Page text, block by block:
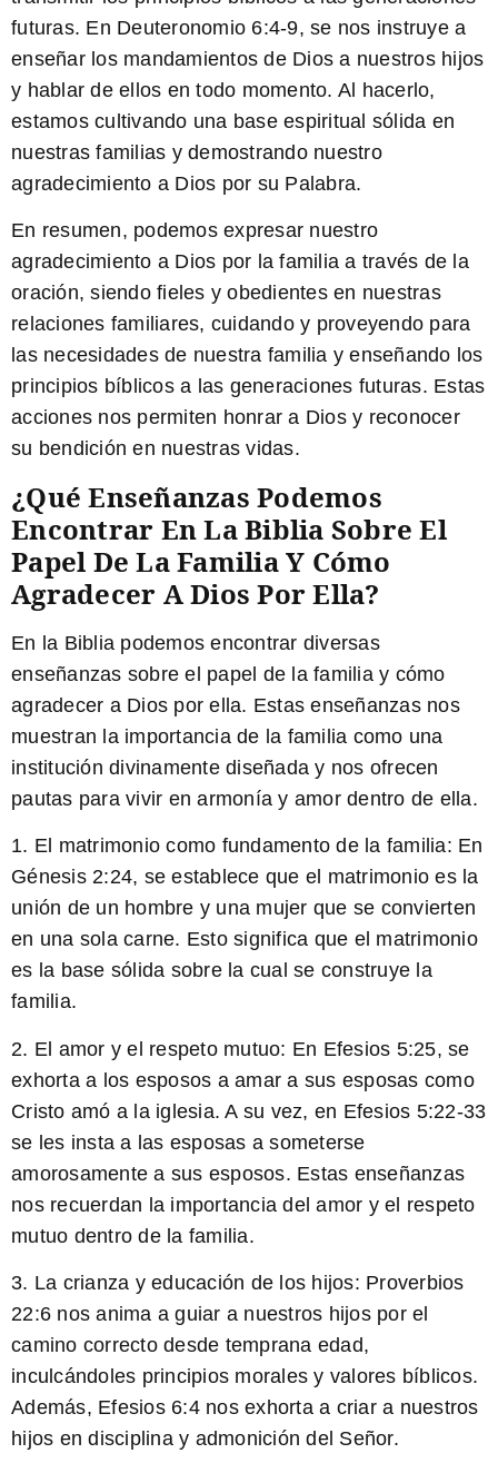
futuras. En Deuteronomio 6:4-9, se nos instruye a
enseñar los mandamientos de Dios a nuestros hijos
y hablar de ellos en todo momento. Al hacerlo,
estamos cultivando una base espiritual sólida en
nuestras familias y demostrando nuestro
agradecimiento a Dios por su Palabra.
En resumen, podemos expresar nuestro
agradecimiento a Dios por la familia a través de la
oración, siendo fieles y obedientes en nuestras
relaciones familiares, cuidando y proveyendo para
las necesidades de nuestra familia y enseñando los
principios bíblicos a las generaciones futuras. Estas
acciones nos permiten honrar a Dios y reconocer
su bendición en nuestras vidas.
¿Qué Enseñanzas Podemos
Encontrar En La Biblia Sobre El
Papel De La Familia Y Cómo
Agradecer A Dios Por Ella?
En la Biblia podemos encontrar diversas
enseñanzas sobre el papel de la familia y cómo
agradecer a Dios por ella. Estas enseñanzas nos
muestran la importancia de la familia como una
institución divinamente diseñada y nos ofrecen
pautas para vivir en armonía y amor dentro de ella.
1. El matrimonio como fundamento de la familia: En
Génesis 2:24, se establece que el matrimonio es la
unión de un hombre y una mujer que se convierten
en una sola carne. Esto significa que el matrimonio
es la base sólida sobre la cual se construye la
familia.
2. El amor y el respeto mutuo: En Efesios 5:25, se
exhorta a los esposos a amar a sus esposas como
Cristo amó a la iglesia. A su vez, en Efesios 5:22-33
se les insta a las esposas a someterse
amorosamente a sus esposos. Estas enseñanzas
nos recuerdan la importancia del amor y el respeto
mutuo dentro de la familia.
3. La crianza y educación de los hijos: Proverbios
22:6 nos anima a guiar a nuestros hijos por el
camino correcto desde temprana edad,
inculcándoles principios morales y valores bíblicos.
Además, Efesios 6:4 nos exhorta a criar a nuestros
hijos en disciplina y admonición del Señor.